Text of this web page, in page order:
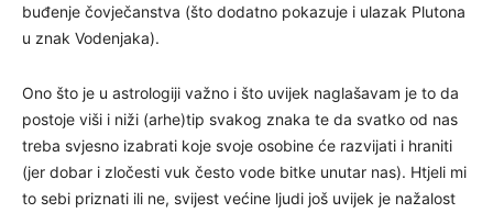
buđenje čovječanstva (što dodatno pokazuje i ulazak Plutona
u znak Vodenjaka).
Ono što je u astrologiji važno i što uvijek naglašavam je to da
postoje viši i niži (arhe)tip svakog znaka te da svatko od nas
treba svjesno izabrati koje svoje osobine će razvijati i hraniti
(jer dobar i zločesti vuk često vode bitke unutar nas). Htjeli mi
to sebi priznati ili ne, svijest većine ljudi još uvijek je nažalost